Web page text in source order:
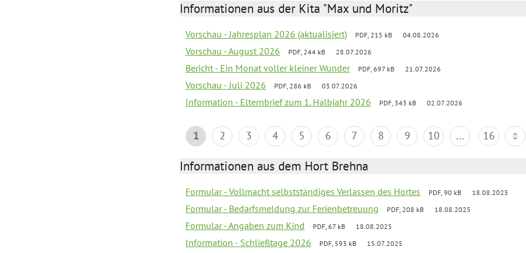
Informationen aus der Kita "Max und Moritz"
Vorschau - Jahresplan 2026 (aktualisiert) PDF, 215 kB 04.08.2026
Vorschau - August 2026 PDF, 244 kB 28.07.2026
Bericht - Ein Monat voller kleiner Wunder PDF, 697 kB 21.07.2026
Vorschau - Juli 2026 PDF, 286 kB 03.07.2026
Information - Elternbrief zum 1. Halbjahr 2026 PDF, 343 kB 02.07.2026
1 2 3 4 5 6 7 8 9 10 ... 16
Informationen aus dem Hort Brehna
Formular - Vollmacht selbstständiges Verlassen des Hortes PDF, 90 kB 18.08.2025
Formular - Bedarfsmeldung zur Ferienbetreuung PDF, 208 kB 18.08.2025
Formular - Angaben zum Kind PDF, 67 kB 18.08.2025
Information - Schließtage 2026 PDF, 593 kB 15.07.2025